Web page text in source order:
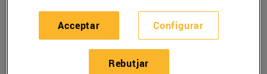
compra més ràpida,
fàcil i còmoda
23/de gener/2017
Configurar
Rebutjar
Acceptar